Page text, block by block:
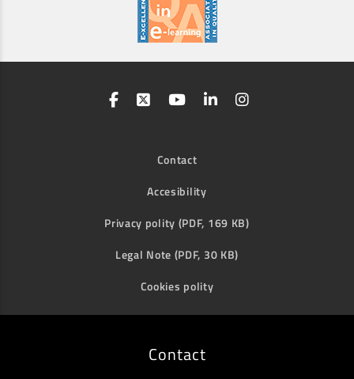
Contact
Accesibility
Privacy polity (PDF, 169 KB)
Legal Note (PDF, 30 KB)
Cookies polity
Contact